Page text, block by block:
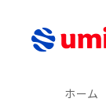
ホーム